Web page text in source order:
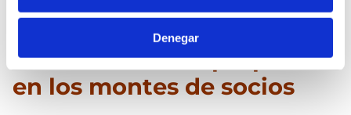
Denegar
Los derechos de propiedad
en los montes de socios